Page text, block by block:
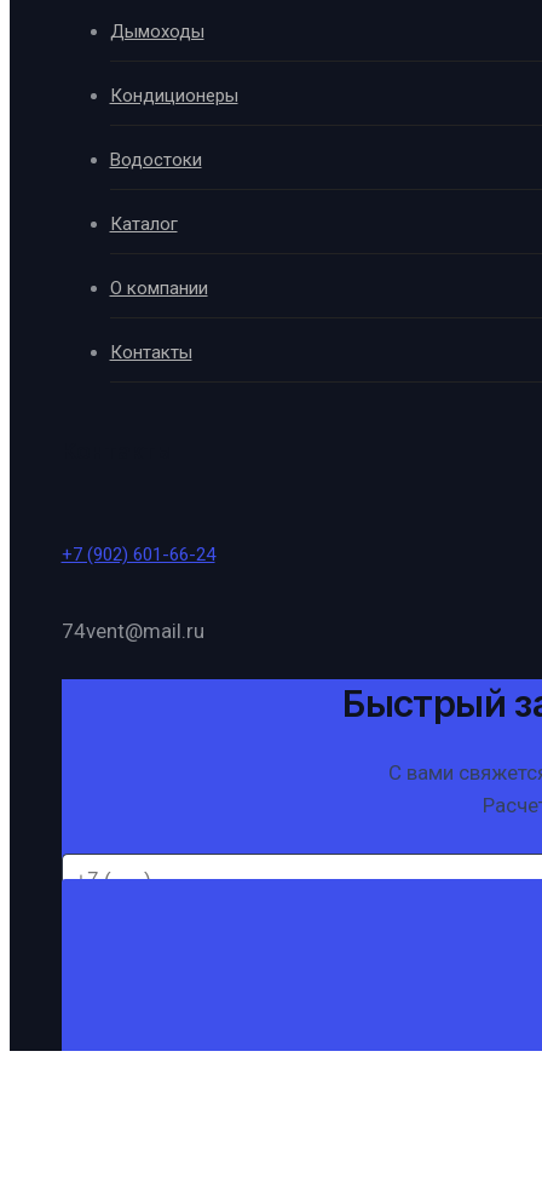
Дымоходы
Кондиционеры
Водостоки
Каталог
О компании
Контакты
+7 (902) 601-66-24
74vent@mail.ru
Быстрый
С вами